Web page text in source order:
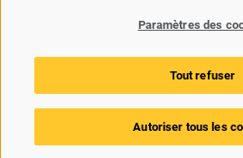
Légal Avis de confidentialité
Politique des témoins
© 2025 Husky Technologies.
Paramètres des
Tout refuser
Autoriser tous les